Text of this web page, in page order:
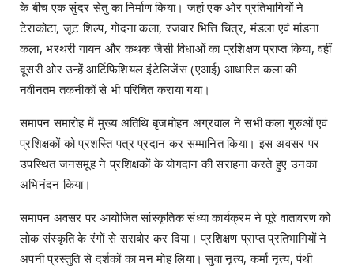
के बीच एक सुंदर सेतु का निर्माण किया। जहां एक ओर प्रतिभागियों ने
टेराकोटा, जूट शिल्प, गोदना कला, रजवार भित्ति चित्र, मंडला एवं मांडना
कला, भरथरी गायन और कथक जैसी विधाओं का प्रशिक्षण प्राप्त किया, वहीं
दूसरी ओर उन्हें आर्टिफिशियल इंटेलिजेंस (एआई) आधारित कला की
नवीनतम तकनीकों से भी परिचित कराया गया।
समापन समारोह में मुख्य अतिथि बृजमोहन अग्रवाल ने सभी कला गुरुओं एवं
प्रशिक्षकों को प्रशस्ति पत्र प्रदान कर सम्मानित किया। इस अवसर पर
उपस्थित जनसमूह ने प्रशिक्षकों के योगदान की सराहना करते हुए उनका
अभिनंदन किया।
समापन अवसर पर आयोजित सांस्कृतिक संध्या कार्यक्रम ने पूरे वातावरण को
लोक संस्कृति के रंगों से सराबोर कर दिया। प्रशिक्षण प्राप्त प्रतिभागियों ने
अपनी प्रस्तुति से दर्शकों का मन मोह लिया। सुवा नृत्य, कर्मा नृत्य, पंथी